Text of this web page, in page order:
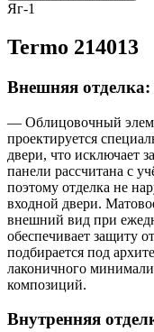
Яг-1
Termo 214013
Внешняя
— Облицовочный
проектируется
двери, что исключает
панели рассчитана с
поэтому отделка не
входной двери.
внешний вид при
обеспечивает защиту
подбирается под
лаконичного
композиций.
Внутренняя